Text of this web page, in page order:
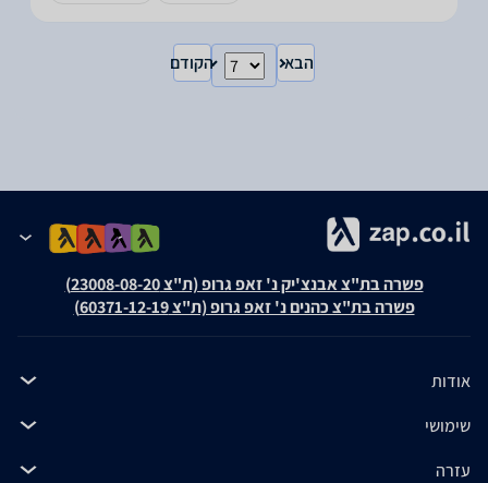
הבא הקודם
פשרה בת"צ אבנצ'יק נ' זאפ גרופ (ת"צ 23008-08-20)
פשרה בת"צ כהנים נ' זאפ גרופ (ת"צ 60371-12-19)
אודות
שימושי
עזרה